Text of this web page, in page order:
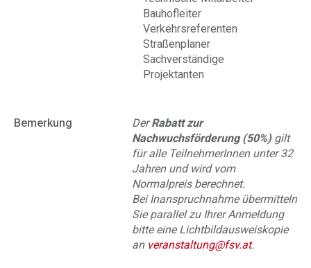
Bauhofleiter
Verkehrsreferenten
Straßenplaner
Sachverständige
Projektanten
Bemerkung DerRabatt zur
Nachwuchsförderung (50%)gilt
für alle TeilnehmerInnen unter 32
Jahren und wird vom
Normalpreis berechnet.
Bei Inanspruchnahme übermitteln
Sie parallel zu Ihrer Anmeldung
bitte eine Lichtbildausweiskopie
an veranstaltung@fsv.at.